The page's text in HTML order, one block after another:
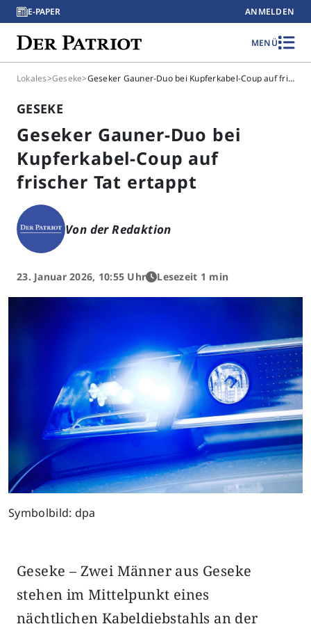
E-PAPER ANMELDEN
MENÜ
Lokales>Geseke> Geseker Gauner-Duo bei Kupferkabel-Coup auf frischer Tat ertappt
GESEKE
Geseker Gauner-Duo bei
Kupferkabel-Coup auf
frischer Tat ertappt
Von der Redaktion
23. Januar 2026, 10:55 Uhr Lesezeit 1 min
Symbolbild: dpa
Geseke – Zwei Männer aus Geseke
stehen im Mittelpunkt eines
nächtlichen Kabeldiebstahls an der